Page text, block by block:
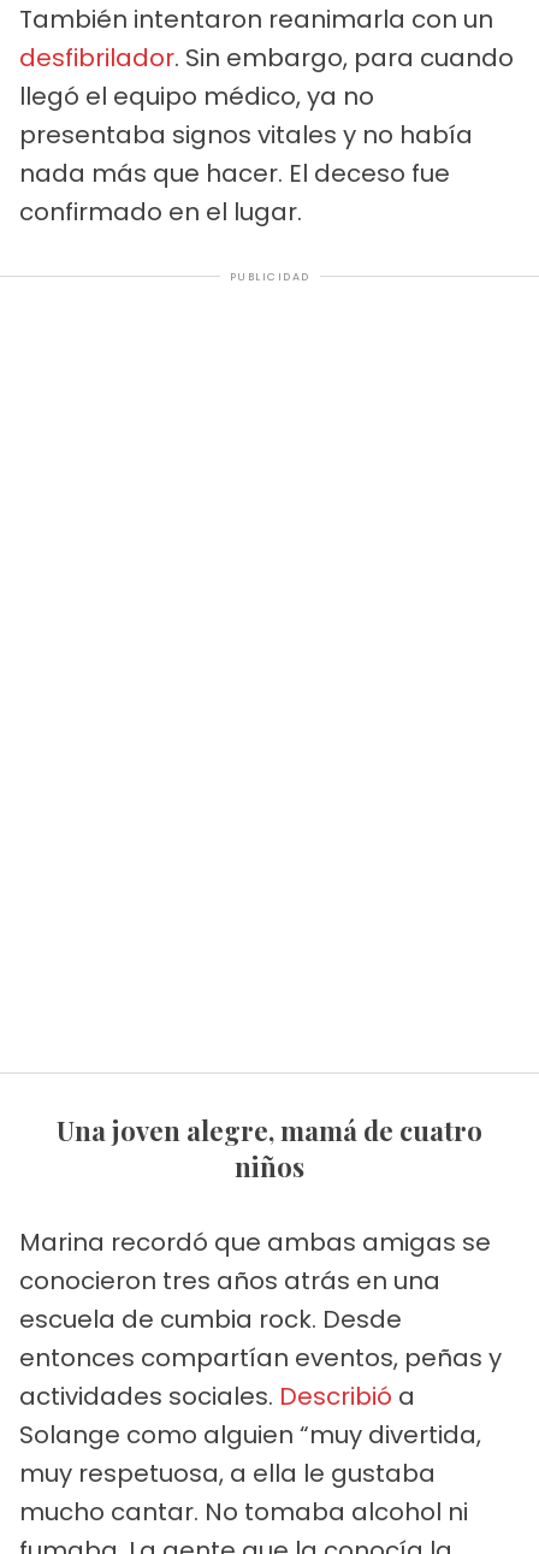
También intentaron reanimarla con un
desfibrilador. Sin embargo, para cuando
llegó el equipo médico, ya no
presentaba signos vitales y no había
nada más que hacer. El deceso fue
confirmado en el lugar.
PUBLICIDAD
Una joven alegre, mamá de cuatro
niños
Marina recordó que ambas amigas se
conocieron tres años atrás en una
escuela de cumbia rock. Desde
entonces compartían eventos, peñas y
actividades sociales. Describió a
Solange como alguien “muy divertida,
muy respetuosa, a ella le gustaba
mucho cantar. No tomaba alcohol ni